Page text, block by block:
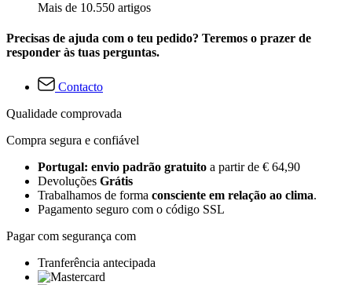
Mais de 10.550 artigos
Precisas de ajuda com o teu pedido? Teremos o prazer de
responder às tuas perguntas.
Contacto
Qualidade comprovada
Compra segura e confiável
Portugal: envio padrão gratuito a partir de € 64,90
Devoluções Grátis
Trabalhamos de forma consciente em relação ao clima.
Pagamento seguro com o código SSL
Pagar com segurança com
Tranferência antecipada